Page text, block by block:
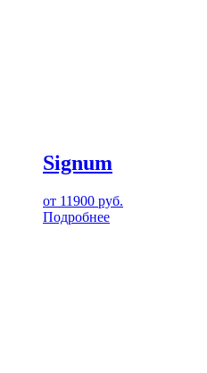
Signum
от 11900 руб.
Подробнее